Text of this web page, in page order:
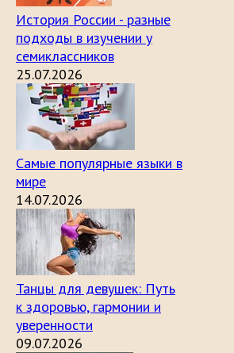
История России - разные
подходы в изучении у
семиклассников
25.07.2026
Самые популярные языки в
мире
14.07.2026
Танцы для девушек: Путь
к здоровью, гармонии и
уверенности
09.07.2026